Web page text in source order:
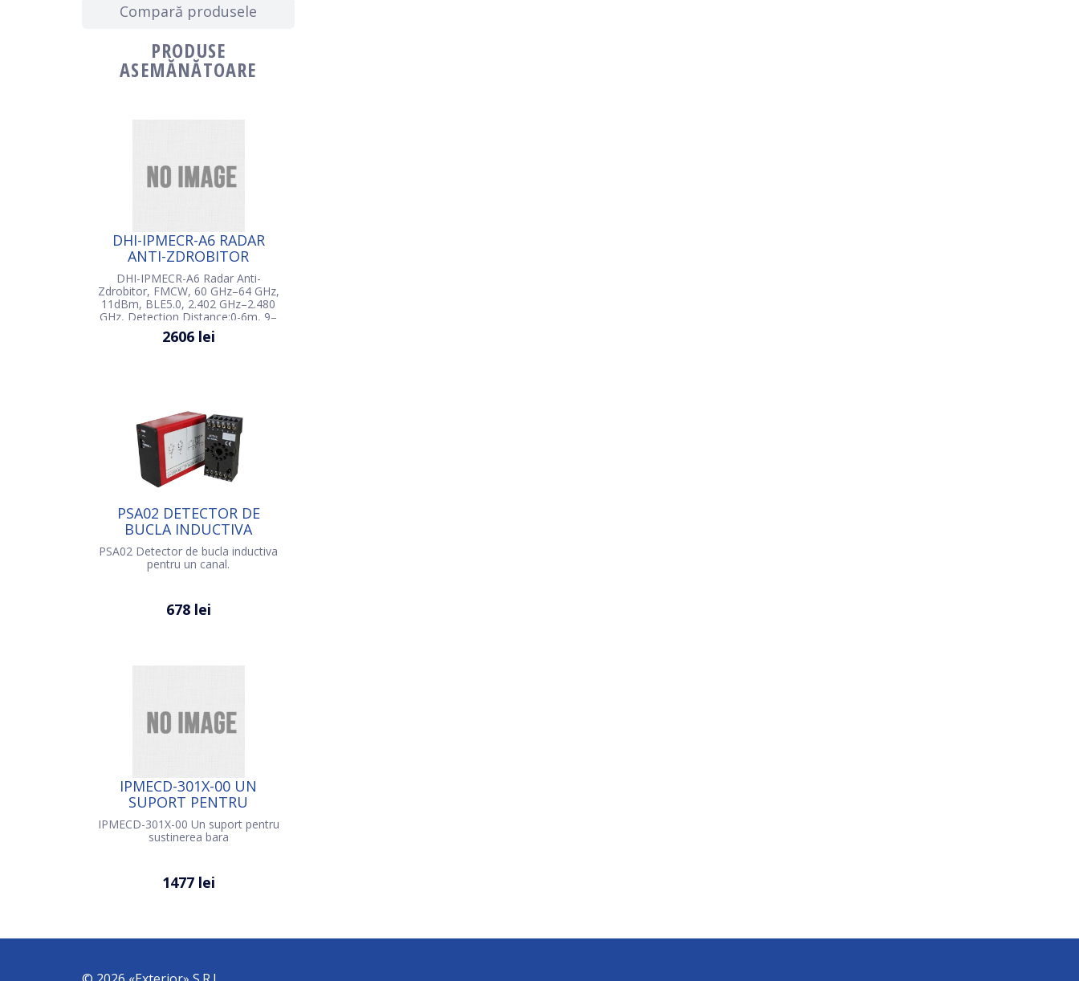
Compară produsele
PRODUSE
ASEMĂNĂTOARE
DHI-IPMECR-A6 RADAR
ANTI-ZDROBITOR
DHI-IPMECR-A6 Radar Anti-
Zdrobitor, FMCW, 60 GHz–64 GHz,
11dBm, BLE5.0, 2.402 GHz–2.480
GHz, Detection Distance:0-6m, 9–
24 VDC, 50 mA, <0.5 W, IP67
2606 lei
PSA02 DETECTOR DE
BUCLA INDUCTIVA
PENTRU UN CANAL
PSA02 Detector de bucla inductiva
pentru un canal.
678 lei
IPMECD-301X-00 UN
SUPORT PENTRU
SUSTINEREA BARA
IPMECD-301X-00 Un suport pentru
sustinerea bara
1477 lei